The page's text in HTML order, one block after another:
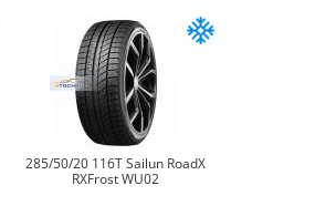
285/50/20 116T Sailun RoadX
RXFrost WU02